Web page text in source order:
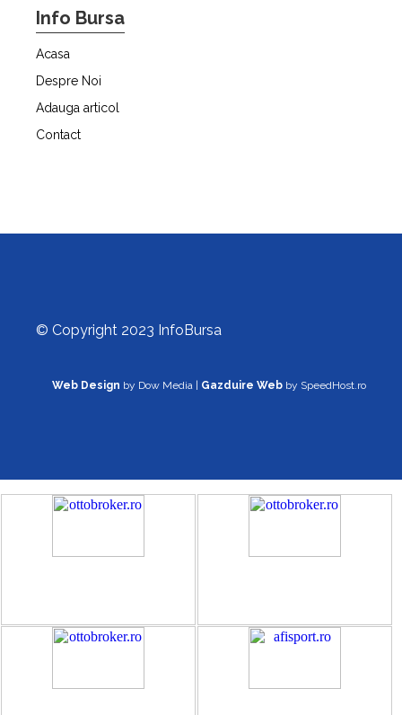
Info Bursa
Acasa
Despre Noi
Adauga articol
Contact
© Copyright 2023 InfoBursa
Web Design by Dow Media | Gazduire Web by SpeedHost.ro